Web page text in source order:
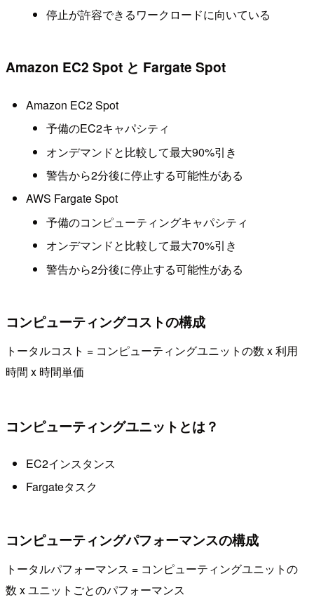
停止が許容できるワークロードに向いている
Amazon EC2 Spot と Fargate Spot
Amazon EC2 Spot
予備のEC2キャパシティ
オンデマンドと比較して最大90%引き
警告から2分後に停止する可能性がある
AWS Fargate Spot
予備のコンピューティングキャパシティ
オンデマンドと比較して最大70%引き
警告から2分後に停止する可能性がある
コンピューティングコストの構成
トータルコスト = コンピューティングユニットの数 x 利用
時間 x 時間単価
コンピューティングユニットとは？
EC2インスタンス
Fargateタスク
コンピューティングパフォーマンスの構成
トータルパフォーマンス = コンピューティングユニットの
数 x ユニットごとのパフォーマンス